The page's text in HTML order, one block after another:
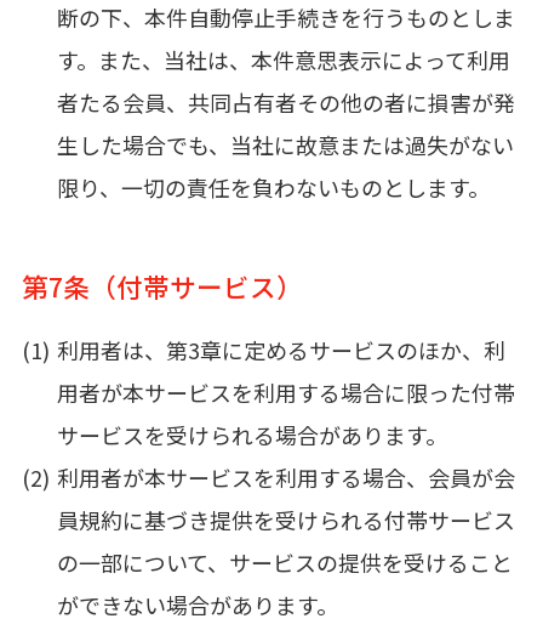
断の下、本件自動停止手続きを行うものとしま
す。また、当社は、本件意思表示によって利用
者たる会員、共同占有者その他の者に損害が発
生した場合でも、当社に故意または過失がない
限り、一切の責任を負わないものとします。
第7条（付帯サービス）
利用者は、第3章に定めるサービスのほか、利
用者が本サービスを利用する場合に限った付帯
サービスを受けられる場合があります。
利用者が本サービスを利用する場合、会員が会
員規約に基づき提供を受けられる付帯サービス
の一部について、サービスの提供を受けること
ができない場合があります。